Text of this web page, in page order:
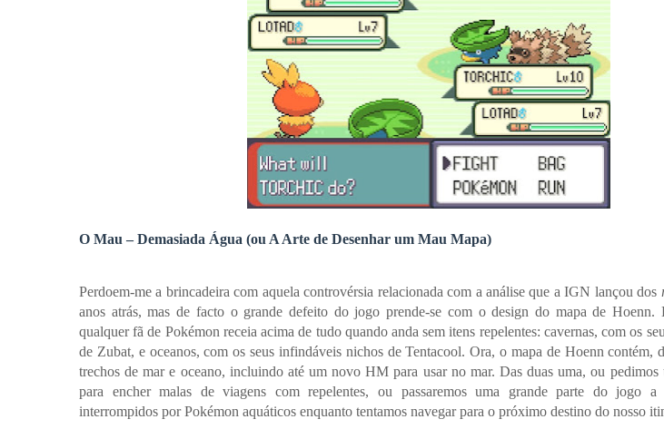
O Mau – Demasiada Água (ou A Arte de Desenhar um Mau Mapa)
Perdoem-me a brincadeira com aquela controvérsia relacionada com a análise que a IGN lançou dos
anos atrás, mas de facto o grande defeito do jogo prende-se com o design do mapa de Hoenn.
qualquer fã de Pokémon receia acima de tudo quando anda sem itens repelentes: cavernas, com os
de Zubat, e oceanos, com os seus infindáveis nichos de Tentacool. Ora, o mapa de Hoenn contém,
trechos de mar e oceano, incluindo até um novo HM para usar no mar. Das duas uma, ou pedimos
para encher malas de viagens com repelentes, ou passaremos uma grande parte do jogo a
interrompidos por Pokémon aquáticos enquanto tentamos navegar para o próximo destino do nosso